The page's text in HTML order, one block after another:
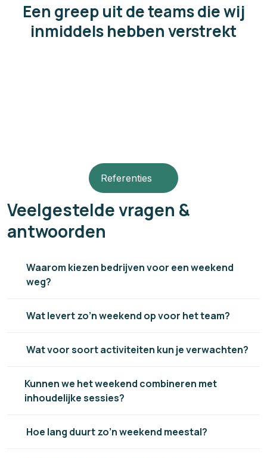
Een greep uit de teams die wij
inmiddels hebben verstrekt
Referenties
Veelgestelde vragen &
antwoorden
Waarom kiezen bedrijven voor een weekend
weg?
Wat levert zo’n weekend op voor het team?
Wat voor soort activiteiten kun je verwachten?
Kunnen we het weekend combineren met
inhoudelijke sessies?
Hoe lang duurt zo’n weekend meestal?